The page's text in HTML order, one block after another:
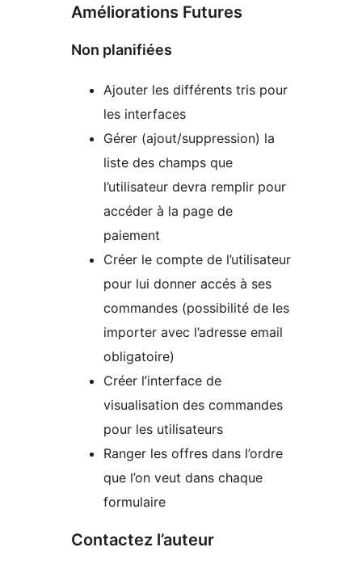
Améliorations Futures
Non planifiées
Ajouter les différents tris pour
les interfaces
Gérer (ajout/suppression) la
liste des champs que
l’utilisateur devra remplir pour
accéder à la page de
paiement
Créer le compte de l’utilisateur
pour lui donner accés à ses
commandes (possibilité de les
importer avec l’adresse email
obligatoire)
Créer l’interface de
visualisation des commandes
pour les utilisateurs
Ranger les offres dans l’ordre
que l’on veut dans chaque
formulaire
Contactez l’auteur